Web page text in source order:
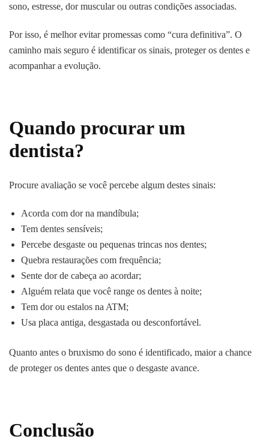
sono, estresse, dor muscular ou outras condições associadas.
Por isso, é melhor evitar promessas como “cura definitiva”. O
caminho mais seguro é identificar os sinais, proteger os dentes e
acompanhar a evolução.
Quando procurar um
dentista?
Procure avaliação se você percebe algum destes sinais:
Acorda com dor na mandíbula;
Tem dentes sensíveis;
Percebe desgaste ou pequenas trincas nos dentes;
Quebra restaurações com frequência;
Sente dor de cabeça ao acordar;
Alguém relata que você range os dentes à noite;
Tem dor ou estalos na ATM;
Usa placa antiga, desgastada ou desconfortável.
Quanto antes o bruxismo do sono é identificado, maior a chance
de proteger os dentes antes que o desgaste avance.
Conclusão